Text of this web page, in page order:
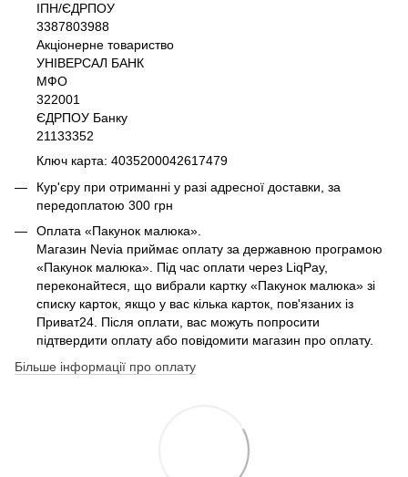
ІПН/ЄДРПОУ
3387803988
Акціонерне товариство
УНІВЕРСАЛ БАНК
МФО
322001
ЄДРПОУ Банку
21133352
Ключ карта: 4035200042617479
Кур'єру при отриманні у разі адресної доставки, за
передоплатою 300 грн
Оплата «Пакунок малюка».
Магазин Nevia приймає оплату за державною програмою
«Пакунок малюка». Під час оплати через LiqPay,
переконайтеся, що вибрали картку «Пакунок малюка» зі
списку карток, якщо у вас кілька карток, пов'язаних із
Приват24. Після оплати, вас можуть попросити
підтвердити оплату або повідомити магазин про оплату.
Більше інформації про оплату